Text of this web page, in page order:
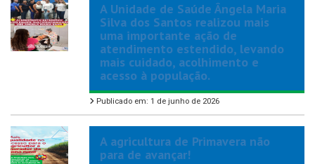
A Unidade de Saúde Ângela Maria
Silva dos Santos realizou mais
uma importante ação de
atendimento estendido, levando
mais cuidado, acolhimento e
acesso à população.
Publicado em: 1 de junho de 2026
A agricultura de Primavera não
para de avançar!